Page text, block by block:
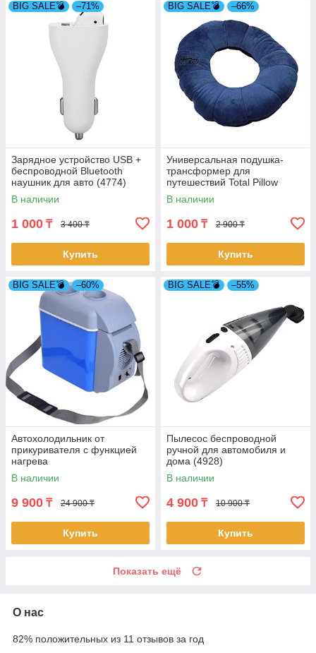
BIG SALE💣 –71%
Зарядное устройство USB +
беспроводной Bluetooth
наушник для авто (4774)
В наличии
1 000 ₸ 3 400 ₸
Купить
BIG SALE💣 –66%
Универсальная подушка-
трансформер для
путешествий Total Pillow
В наличии
1 000 ₸ 2 900 ₸
Купить
BIG SALE💣 –60%
Автохолодильник от
прикуривателя с функцией
нагрева
В наличии
9 900 ₸ 24 900 ₸
Купить
BIG SALE💣 –55%
Пылесос беспроводной
ручной для автомобиля и
дома (4928)
В наличии
4 900 ₸ 10 900 ₸
Купить
Показать ещё
О нас
82% положительных из 11 отзывов за год